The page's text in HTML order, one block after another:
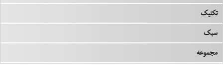
تکنیک
سبک
مجموعه